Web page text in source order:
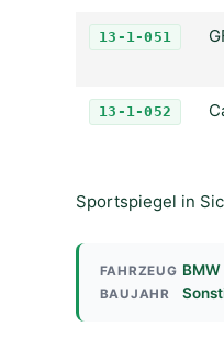
13-1-051
13-1-052
Sportspiegel in
FAHRZEUG
BAUJAHR